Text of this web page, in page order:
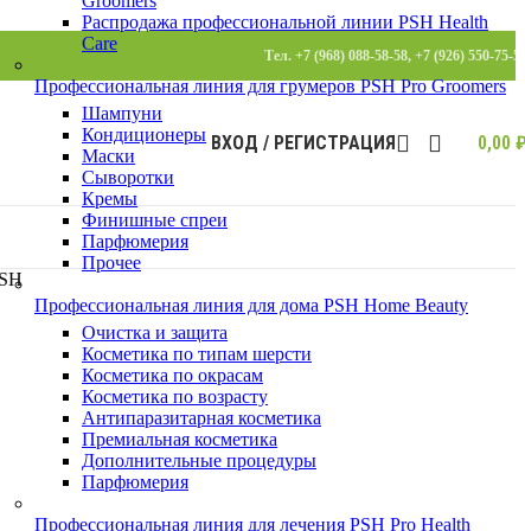
Тел. +7 (968) 088-58-58, +7 (926) 550-75-
ВХОД / РЕГИСТРАЦИЯ 0,00
Распродажа профессиональной линии PSH Health
Care
Профессиональная линия для грумеров PSH Pro Groomers
Шампуни
Кондиционеры
Маски
Сыворотки
Кремы
Финишные спреи
Парфюмерия
Прочее
Профессиональная линия для дома PSH Home Beauty
Очистка и защита
Косметика по типам шерсти
Косметика по окрасам
Косметика по возрасту
Антипаразитарная косметика
Премиальная косметика
Дополнительные процедуры
Парфюмерия
Профессиональная линия для лечения PSH Pro Health